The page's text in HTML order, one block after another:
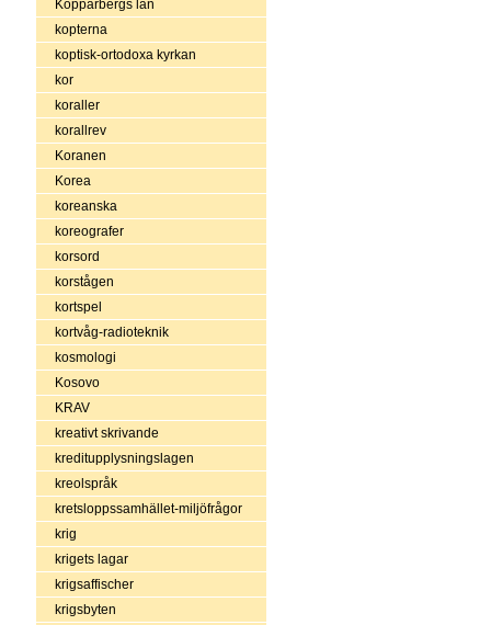
Kopparbergs län
kopterna
koptisk-ortodoxa kyrkan
kor
koraller
korallrev
Koranen
Korea
koreanska
koreografer
korsord
korstågen
kortspel
kortvåg-radioteknik
kosmologi
Kosovo
KRAV
kreativt skrivande
kreditupplysningslagen
kreolspråk
kretsloppssamhället-miljöfrågor
krig
krigets lagar
krigsaffischer
krigsbyten